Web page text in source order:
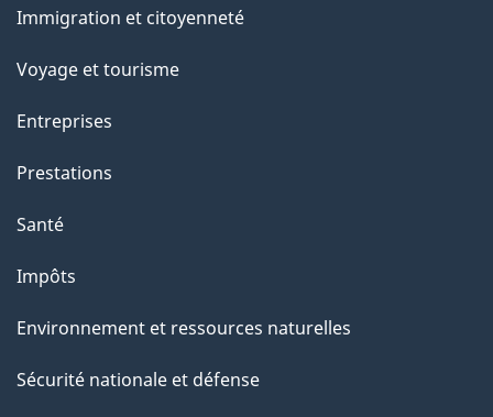
a
p
a
g
e
sujets
Immigration et citoyenneté
Voyage et tourisme
Entreprises
Prestations
Santé
Impôts
Environnement et ressources naturelles
Sécurité nationale et défense